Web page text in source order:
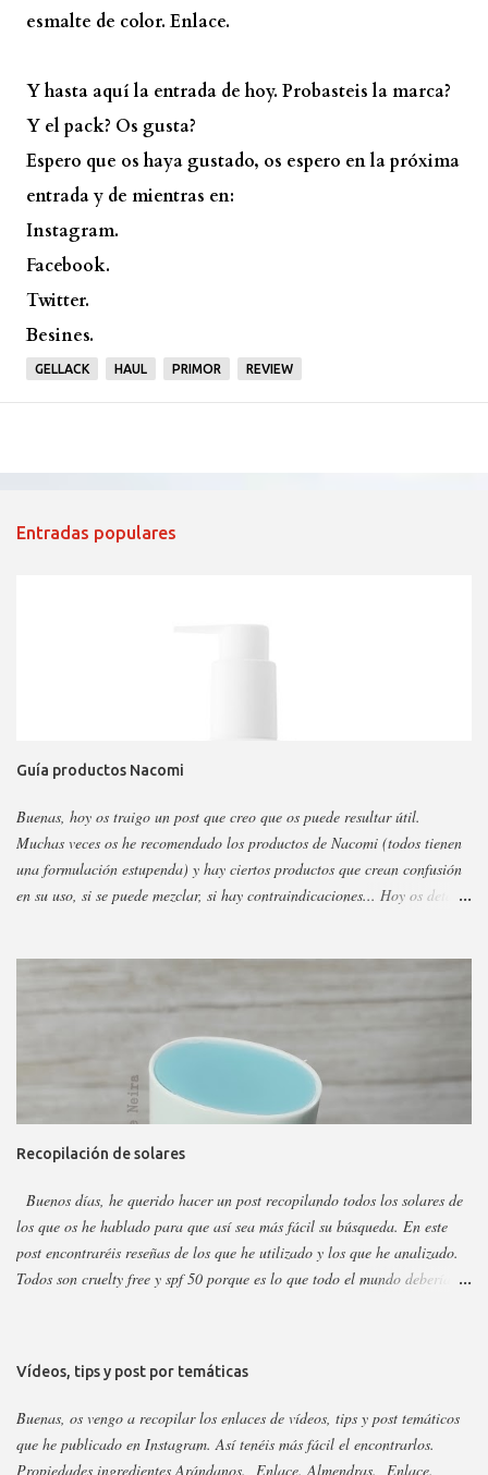
esmalte de color. Enlace.
Y hasta aquí la entrada de hoy. Probasteis la marca?
Y el pack? Os gusta?
Espero que os haya gustado, os espero en la próxima
entrada y de mientras en:
Instagram.
Facebook.
Twitter.
Besines.
GELLACK HAUL PRIMOR REVIEW
Entradas populares
Guía productos Nacomi
Buenas, hoy os traigo un post que creo que os puede resultar útil.
Muchas veces os he recomendado los productos de Nacomi (todos tienen
una formulación estupenda) y hay ciertos productos que crean confusión
en su uso, si se puede mezclar, si hay contraindicaciones... Hoy os detallo
corporales, así es más fácil, además al final añadiré gamas concretas. La
marca tiene otros sérum y cremas, pero estos son los más dificilillos de
tenéis en casi todas las perfumerías, es cruelty free y casi toda vegana.
Hay ciertos productos que no están en todas las webs, pero como se suele
decir Google es nuestro amigo. Empecemos: Productos faciales Dermo
loción limpiadora ceramidas Precio: 4 euros. Cantidad: 150 ml.
Propiedades: Limpiador acuoso para todas las pieles, pero p...
Recopilación de solares
Buenos días, he querido hacer un post recopilando todos los solares de
los que os he hablado para que así sea más fácil su búsqueda. En este
post encontraréis reseñas de los que he utilizado y los que he analizado.
Todos son cruelty free y spf 50 porque es lo que todo el mundo debería
pero las marcas sacan año tras año los mismo, aunque suelen cambiar el
envase. Si no veis alguno es porque ya está analizado, así que revisad el
nombre para saber si cambiaron su envase. Os dejo el listado y los
enlaces a continuación: 3Ina. Enlace. Abib esencia y stick. Enlace.
Vídeos, tips y post por temáticas
Buenas, os vengo a recopilar los enlaces de vídeos, tips y post temáticos
que he publicado en Instagram. Así tenéis más fácil el encontrarlos.
Propiedades ingredientes Arándanos. Enlace. Almendras. Enlace.